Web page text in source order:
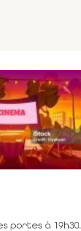
portes à 19h30.